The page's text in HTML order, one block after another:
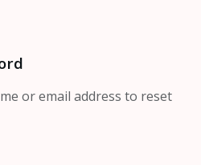
or email address to reset